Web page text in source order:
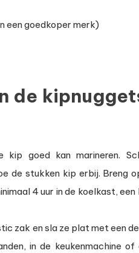
een goedkoper merk)
de
goed kan marineren.
de stukken kip erbij. Breng
4 uur in de koelkast, een
zak en sla ze plat met een
in de keukenmachine